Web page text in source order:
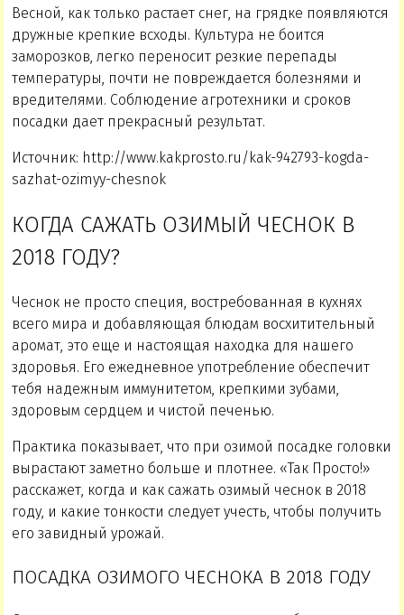
Весной, как только растает снег, на грядке появляются
дружные крепкие всходы. Культура не боится
заморозков, легко переносит резкие перепады
температуры, почти не повреждается болезнями и
вредителями. Соблюдение агротехники и сроков
посадки дает прекрасный результат.
Источник: http://www.kakprosto.ru/kak-942793-kogda-
sazhat-ozimyy-chesnok
КОГДА САЖАТЬ ОЗИМЫЙ ЧЕСНОК В
2018 ГОДУ?
Чеснок не просто специя, востребованная в кухнях
всего мира и добавляющая блюдам восхитительный
аромат, это еще и настоящая находка для нашего
здоровья. Его ежедневное употребление обеспечит
тебя надежным иммунитетом, крепкими зубами,
здоровым сердцем и чистой печенью.
Практика показывает, что при озимой посадке головки
вырастают заметно больше и плотнее. «Так Просто!»
расскажет, когда и как сажать озимый чеснок в 2018
году, и какие тонкости следует учесть, чтобы получить
его завидный урожай.
ПОСАДКА ОЗИМОГО ЧЕСНОКА В 2018 ГОДУ